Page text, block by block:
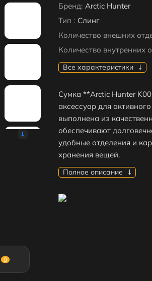
Бренд: Arctic Hunter
Тип : Слинг
Количество внешних
Количество внутренних
Все характеристики
Сумка **Arctic Hunter
аксессуар для
выполнена из
обеспечивают
удобные отделения и
хранения вещей.
Полное описание
0